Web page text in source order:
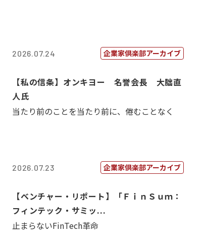
2026.07.24 企業家倶楽部アーカイブ
【私の信条】オンキヨー 名誉会長 大朏直
人氏
当たり前のことを当たり前に、倦むことなく
2026.07.23 企業家倶楽部アーカイブ
【ベンチャー・リポート】「ＦｉｎＳｕｍ：
フィンテック・サミッ...
止まらないFinTech革命